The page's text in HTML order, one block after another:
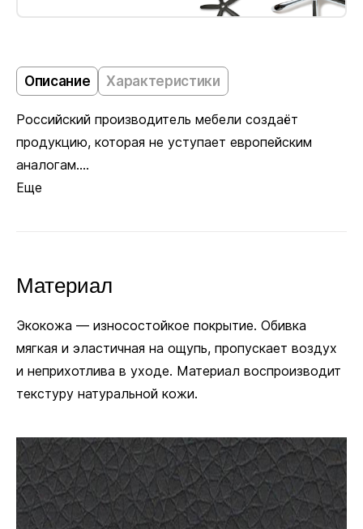
Колёсики
Пластиковые ролики подходят для ковровых
покрытий. Полиуретановые не царапают ламинат
и паркет. Глайдеры позволяют зафиксировать
Полиуретановые
Ø 11 мм
Крестовины
Описание Характеристики
Российский производитель мебели создаёт
продукцию, которая не уступает европейским
аналогам....
Еще
Материал
Экокожа — износостойкое покрытие. Обивка
мягкая и эластичная на ощупь, пропускает воздух
и неприхотлива в уходе. Материал воспроизводит
текстуру натуральной кожи.